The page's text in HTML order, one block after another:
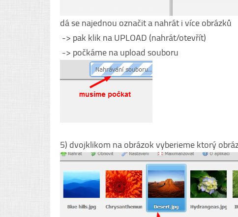
dá se najednou označit a nahrát i více obrázků
-> pak klik na UPLOAD (nahrát/otevřít)
-> počkáme na upload souboru
5) dvojklikom na obrázok vyberieme ktorý